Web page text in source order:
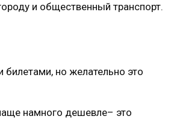
и общественный транспорт.
но желательно это
намного дешевле– это